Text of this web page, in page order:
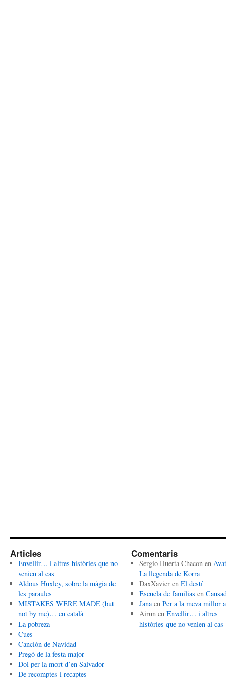
Articles
Envellir… i altres històries que no
venien al cas
Aldous Huxley, sobre la màgia de
les paraules
MISTAKES WERE MADE (but
not by me)… en català
La pobreza
Cues
Canción de Navidad
Pregó de la festa major
Dol per la mort d’en Salvador
De recomptes i recaptes
Comentaris
Sergio Huerta Chaconen
La llegenda de Korra
DaxXavieren El destí
Escuela de familias en
Janaen Per a la meva millor
Airunen Envellir… i altres
històries que no venien al cas